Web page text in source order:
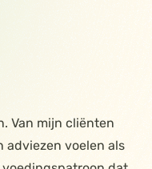
Van mijn cliënten
adviezen voelen als